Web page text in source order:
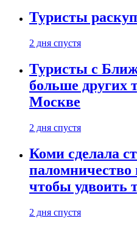
Туристы
2 дня спустя
Туристы с
больше других
Москве
2 дня спустя
Коми сделала
паломничество
чтобы удвоить
2 дня спустя